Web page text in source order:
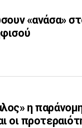
«ανάσα»
η
οι